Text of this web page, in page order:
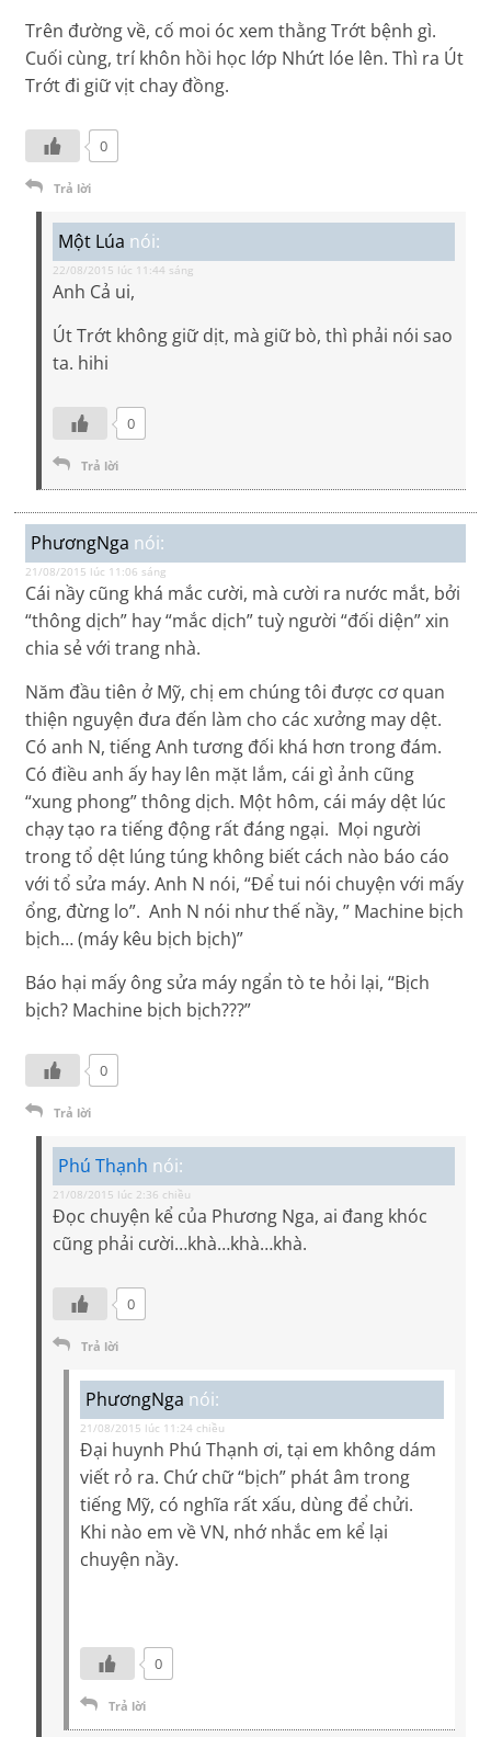
Trên đường về, cố moi óc xem thằng Trớt bệnh gì.
Cuối cùng, trí khôn hồi học lớp Nhứt lóe lên. Thì ra Út
Trớt đi giữ vịt chay đồng.
0
Trả lời
Một Lúa nói:
22/08/2015 lúc 11:44 sáng
Anh Cả ui,
Út Trớt không giữ dịt, mà giữ bò, thì phải nói sao
ta. hihi
0
Trả lời
PhươngNga nói:
21/08/2015 lúc 11:06 sáng
Cái nầy cũng khá mắc cười, mà cười ra nước mắt, bởi
“thông dịch” hay “mắc dịch” tuỳ người “đối diện” xin
chia sẻ với trang nhà.
Năm đầu tiên ở Mỹ, chị em chúng tôi được cơ quan
thiện nguyện đưa đến làm cho các xưởng may dệt.
Có anh N, tiếng Anh tương đối khá hơn trong đám.
Có điều anh ấy hay lên mặt lắm, cái gì ảnh cũng
“xung phong” thông dịch. Một hôm, cái máy dệt lúc
chạy tạo ra tiếng động rất đáng ngại. Mọi người
trong tổ dệt lúng túng không biết cách nào báo cáo
với tổ sửa máy. Anh N nói, “Để tui nói chuyện với mấy
ổng, đừng lo”. Anh N nói như thế nầy, ” Machine bịch
bịch… (máy kêu bịch bịch)”
Báo hại mấy ông sửa máy ngẩn tò te hỏi lại, “Bịch
bịch? Machine bịch bịch???”
0
Trả lời
Phú Thạnh nói:
21/08/2015 lúc 2:36 chiều
Đọc chuyện kể của Phương Nga, ai đang khóc
cũng phải cười…khà…khà…khà.
0
Trả lời
PhươngNga nói:
21/08/2015 lúc 11:24 chiều
Đại huynh Phú Thạnh ơi, tại em không dám
viết rỏ ra. Chứ chữ “bịch” phát âm trong
tiếng Mỹ, có nghĩa rất xấu, dùng để chửi.
Khi nào em về VN, nhớ nhắc em kể lại
chuyện nầy.
0
Trả lời